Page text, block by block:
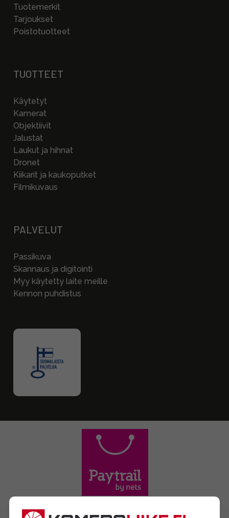
Tuotemerkit
Tarjoukset
Poistotuotteet
TUOTTEET
Käytetyt
Kamerat
Objektiivit
Jalustat
Laukut ja hihnat
Dronet
Kiikarit ja kaukoputket
Filmikuvaus
PALVELUT
Passikuva
Skannaus ja digitointi
Myy käytetty laite meille
Kennon puhdistus